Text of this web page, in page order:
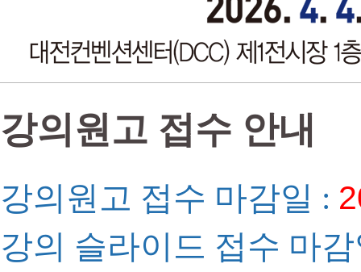
강의원고 접수 안내
강의원고 접수 마감일 :
강의 슬라이드 접수 마